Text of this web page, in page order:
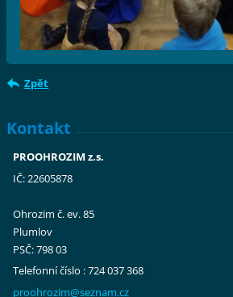
Zpět
Kontakt
PROOHROZIM z.s.
IČ: 22605878
Ohrozim č. ev. 85
Plumlov
PSČ: 798 03
Telefonní číslo : 724 037 368
proohrozim@seznam.cz